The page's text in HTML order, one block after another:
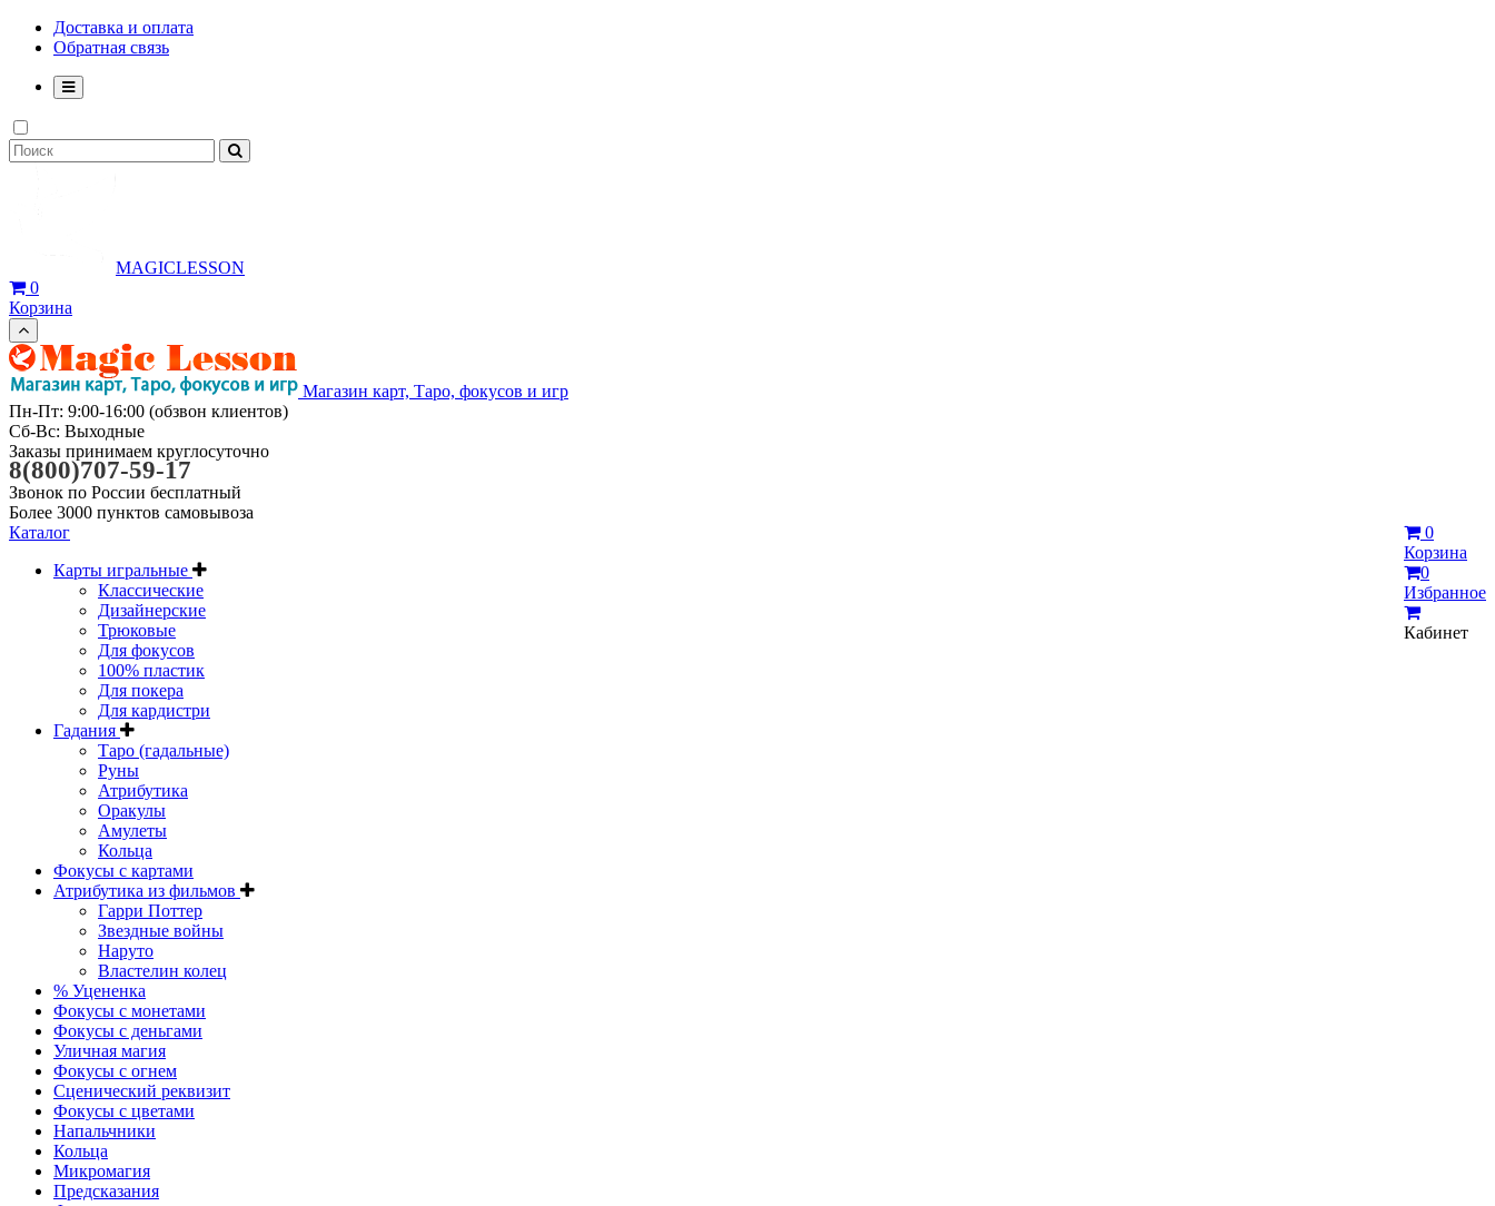
Доставка и оплата
Обратная связь
MAGICLESSON
0
Корзина
Магазин карт, Таро, фокусов и игр
Пн-Пт: 9:00-16:00 (обзвон клиентов)
Сб-Вс: Выходные
Заказы принимаем круглосуточно
8(800)707-59-17
Звонок по России бесплатный
Более 3000 пунктов самовывоза
0
Корзина
0
Избранное
Кабинет
Каталог
Карты игральные
Классические
Дизайнерские
Трюковые
Для фокусов
100% пластик
Для покера
Для кардистри
Гадания
Таро (гадальные)
Руны
Атрибутика
Оракулы
Амулеты
Кольца
Фокусы с картами
Атрибутика из фильмов
Гарри Поттер
Звездные войны
Наруто
Властелин колец
% Уцененка
Фокусы с монетами
Фокусы с деньгами
Уличная магия
Фокусы с огнем
Сценический реквизит
Фокусы с цветами
Напальчники
Кольца
Микромагия
Предсказания